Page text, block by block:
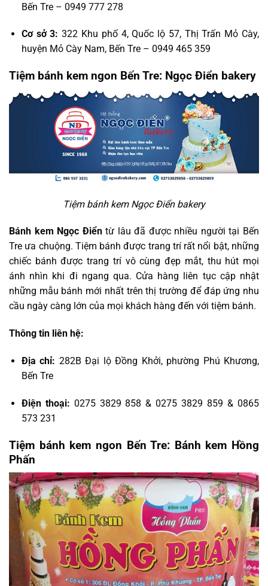
Bến Tre – 0949 777 278
Cơ sở 3:322 Khu phố 4, Quốc lộ 57, Thị Trấn Mỏ Cày,
huyện Mỏ Cày Nam, Bến Tre – 0949 465 359
Tiệm bánh kem ngon Bến Tre: Ngọc Điển bakery
Tiệm bánh kem Ngọc Điển bakery
Bánh kem Ngọc Điểntừ lâu đã được nhiều người tại Bến
Tre ưa chuộng. Tiệm bánh được trang trí rất nổi bật, những
chiếc bánh được trang trí vô cùng đẹp mắt, thu hút mọi
ánh nhìn khi đi ngang qua. Cửa hàng liên tục cập nhật
những mẫu bánh mới nhất trên thị trường để đáp ứng nhu
cầu ngày càng lớn của mọi khách hàng đến với tiệm bánh.
Thông tin liên hệ:
Địa chỉ: 282B Đại lộ Đồng Khởi, phường Phú Khương,
Bến Tre
Điện thoại: 0275 3829 858 & 0275 3829 859 & 0865
573 231
Tiệm bánh kem ngon Bến Tre: Bánh kem Hồng
Phấn